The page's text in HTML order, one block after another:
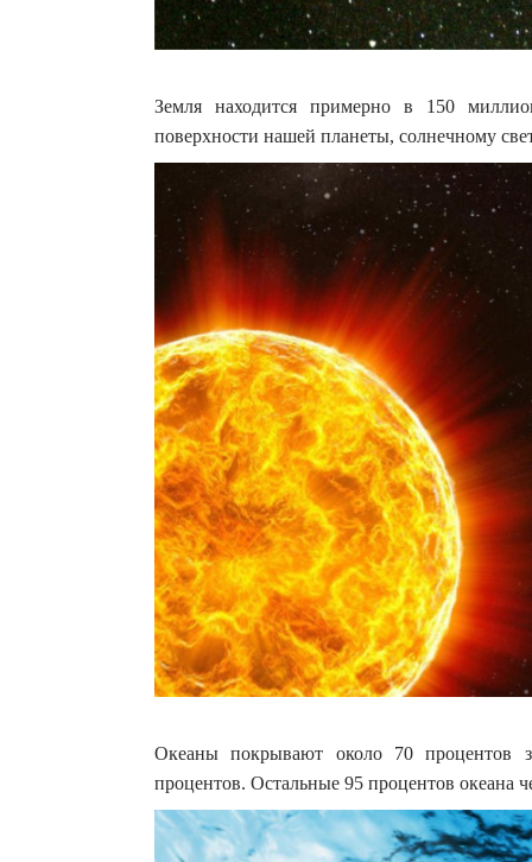
Земля находится примерно в 150
поверхности нашей планеты, солнечному
Океаны покрывают около 70 процентов
процентов. Остальные 95 процентов океана